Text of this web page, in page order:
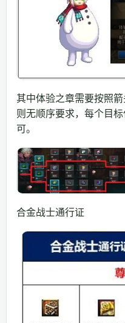
其中体验之章需要按照
则无顺序要求，每个目
可。
合金战士通行证